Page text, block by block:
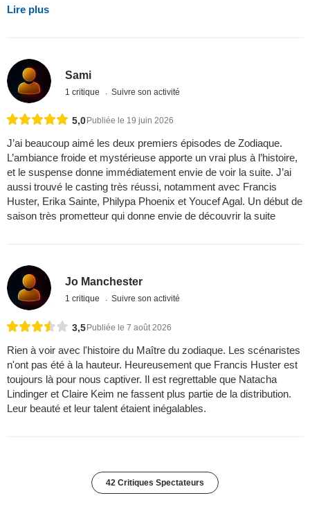
Lire plus
Sami
1 critique Suivre son activité
5,0 Publiée le 19 juin 2026
J’ai beaucoup aimé les deux premiers épisodes de Zodiaque.
L’ambiance froide et mystérieuse apporte un vrai plus à l’histoire,
et le suspense donne immédiatement envie de voir la suite. J’ai
aussi trouvé le casting très réussi, notamment avec Francis
Huster, Erika Sainte, Philypa Phoenix et Youcef Agal. Un début de
saison très prometteur qui donne envie de découvrir la suite
Jo Manchester
1 critique Suivre son activité
3,5Publiée le 7 août 2026
Rien à voir avec l'histoire du Maître du zodiaque. Les scénaristes
n'ont pas été à la hauteur. Heureusement que Francis Huster est
toujours là pour nous captiver. Il est regrettable que Natacha
Lindinger et Claire Keim ne fassent plus partie de la distribution.
Leur beauté et leur talent étaient inégalables.
42 Critiques Spectateurs